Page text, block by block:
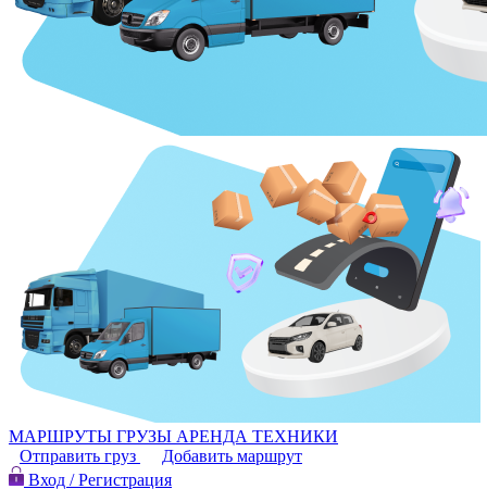
МАРШРУТЫ ГРУЗЫ АРЕНДА ТЕХНИКИ
Отправить груз
Добавить маршрут
Вход / Регистрация